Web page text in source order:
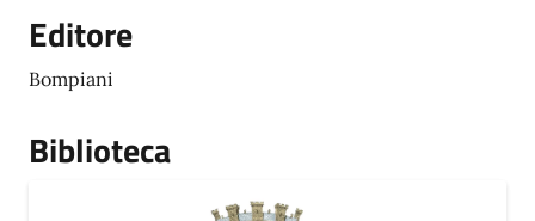
Editore
Bompiani
Biblioteca